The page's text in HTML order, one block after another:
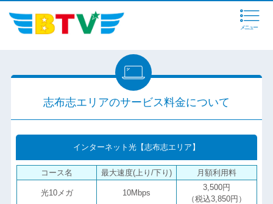
メニュー
志布志エリアのサービス料金について
インターネット光【志布志エリア】
コース名 最大速度(上り/下り) 月額利用料
光10メガ 10Mbps
3,500円
（税込3,850円）